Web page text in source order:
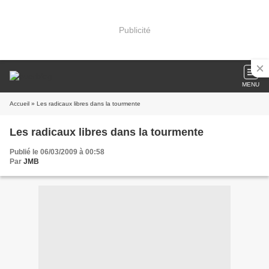
Publicité
MENU
Accueil » Les radicaux libres dans la tourmente
Les radicaux libres dans la tourmente
Publié le 06/03/2009 à 00:58
Par JMB